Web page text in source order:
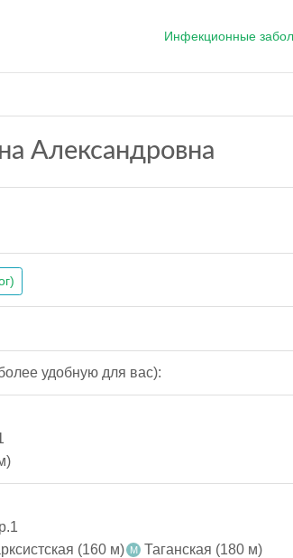
Инфекционные
Александровна
удобную для вас):
(160 м)
Таганская (180 м)